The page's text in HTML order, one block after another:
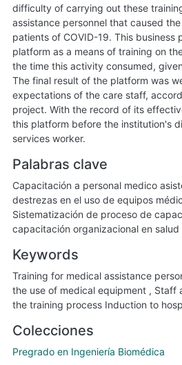
difficulty of carrying out these
assistance personnel that caused
patients of COVID-19. This
platform as a means of training on
the time this activity consumed,
The final result of the platform was
expectations of the care staff,
project. With the record of its
this platform before the institution's
services worker.
Palabras clave
Capacitación a personal medico
destrezas en el uso de equipos
Sistematización de proceso de
capacitación organizacional en salud
Keywords
Training for medical assistance
the use of medical equipment , Staff
the training process Induction to
Colecciones
Pregrado en Ingeniería Biomédica